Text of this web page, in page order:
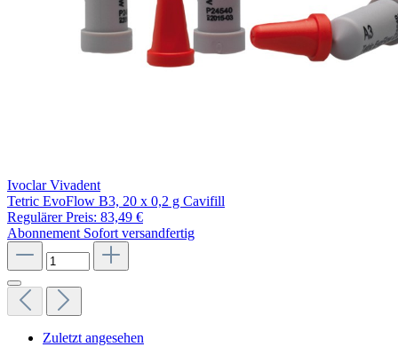
Ivoclar Vivadent
Tetric EvoFlow B3, 20 x 0,2 g Cavifill
Regulärer Preis: 83,49 €
Abonnement Sofort versandfertig
Zuletzt angesehen